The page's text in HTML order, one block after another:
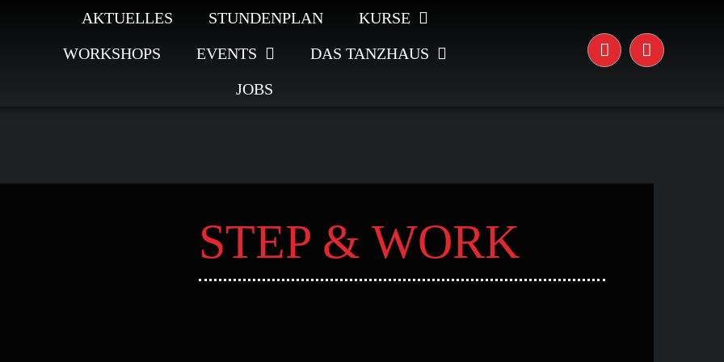
AKTUELLES STUNDENPLAN
KURSE
WORKSHOPS
EVENTS
DAS TANZHAUS
JOBS
STEP & WORK